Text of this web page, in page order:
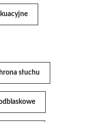
słuchu